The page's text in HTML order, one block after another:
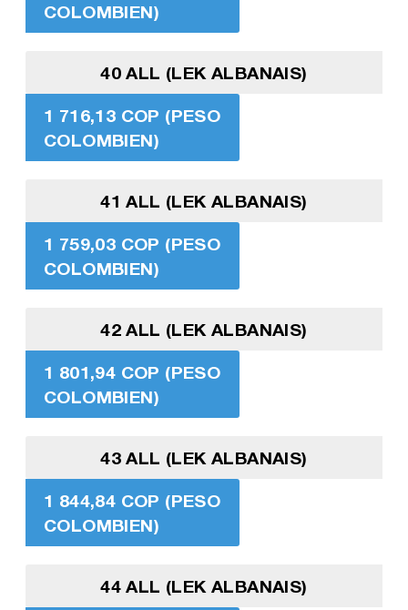
COLOMBIEN)
40 ALL (LEK ALBANAIS)
1 716,13 COP (PESO
COLOMBIEN)
41 ALL (LEK ALBANAIS)
1 759,03 COP (PESO
COLOMBIEN)
42 ALL (LEK ALBANAIS)
1 801,94 COP (PESO
COLOMBIEN)
43 ALL (LEK ALBANAIS)
1 844,84 COP (PESO
COLOMBIEN)
44 ALL (LEK ALBANAIS)